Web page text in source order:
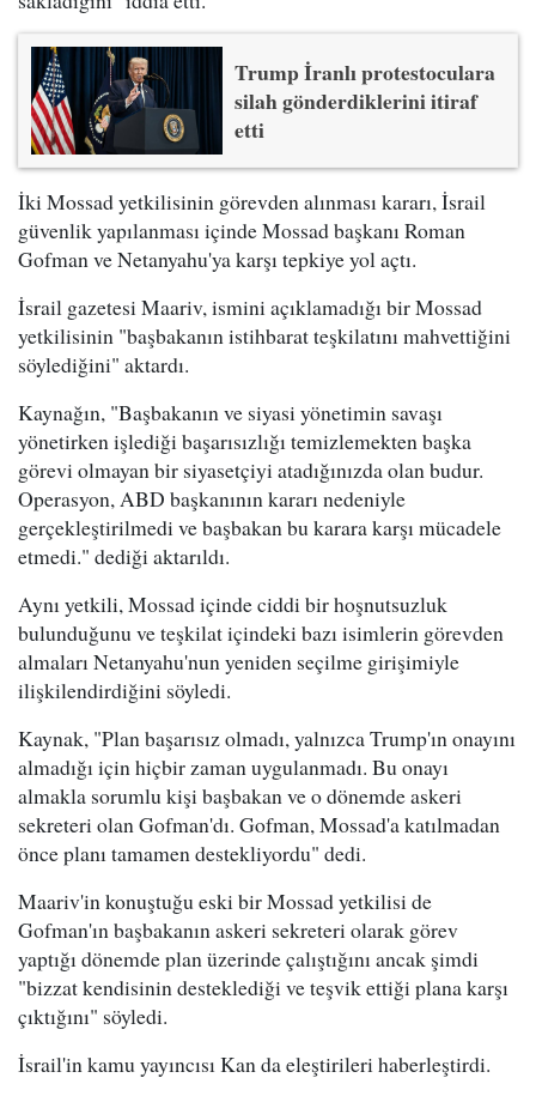
Trump İranlı protestoculara
silah gönderdiklerini itiraf
etti
İki Mossad yetkilisinin görevden alınması kararı, İsrail
güvenlik yapılanması içinde Mossad başkanı Roman
Gofman ve Netanyahu'ya karşı tepkiye yol açtı.
İsrail gazetesi Maariv, ismini açıklamadığı bir Mossad
yetkilisinin "başbakanın istihbarat teşkilatını mahvettiğini
söylediğini" aktardı.
Kaynağın, "Başbakanın ve siyasi yönetimin savaşı
yönetirken işlediği başarısızlığı temizlemekten başka
görevi olmayan bir siyasetçiyi atadığınızda olan budur.
Operasyon, ABD başkanının kararı nedeniyle
gerçekleştirilmedi ve başbakan bu karara karşı mücadele
etmedi." dediği aktarıldı.
Aynı yetkili, Mossad içinde ciddi bir hoşnutsuzluk
bulunduğunu ve teşkilat içindeki bazı isimlerin görevden
almaları Netanyahu'nun yeniden seçilme girişimiyle
ilişkilendirdiğini söyledi.
Kaynak, "Plan başarısız olmadı, yalnızca Trump'ın onayını
almadığı için hiçbir zaman uygulanmadı. Bu onayı
almakla sorumlu kişi başbakan ve o dönemde askeri
sekreteri olan Gofman'dı. Gofman, Mossad'a katılmadan
önce planı tamamen destekliyordu" dedi.
Maariv'in konuştuğu eski bir Mossad yetkilisi de
Gofman'ın başbakanın askeri sekreteri olarak görev
yaptığı dönemde plan üzerinde çalıştığını ancak şimdi
"bizzat kendisinin desteklediği ve teşvik ettiği plana karşı
çıktığını" söyledi.
İsrail'in kamu yayıncısı Kan da eleştirileri haberleştirdi.